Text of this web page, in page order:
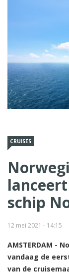
CRUISES
schip
12 mei 2021 - 14:15
AMSTERDAM -
vandaag de
van de